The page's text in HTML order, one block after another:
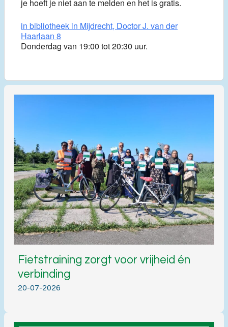
je hoeft je niet aan te melden en het is gratis.
in bibliotheek in Mijdrecht, Doctor J. van der
Haarlaan 8
Donderdag van 19:00 tot 20:30 uur.
Fietstraining zorgt voor vrijheid én
verbinding
20-07-2026